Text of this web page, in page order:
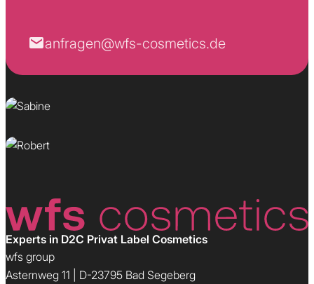
anfragen@wfs-cosmetics.de
Sabine
Wunscherfüllerin
Kundenversteher
Experts in D2C Privat Label Cosmetics
wfs group
Asternweg 11 | D-23795 Bad Segeberg